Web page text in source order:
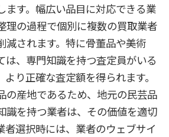
ます。幅広い品目に対応できる業
理の過程で個別に複数の買取業者
減されます。特に骨董品や美術
は、専門知識を持つ査定員がいる
り正確な査定額を得られます。
の産地であるため、地元の民芸品
識を持つ業者は、その価値を適切
者選択時には、業者のウェブサイ